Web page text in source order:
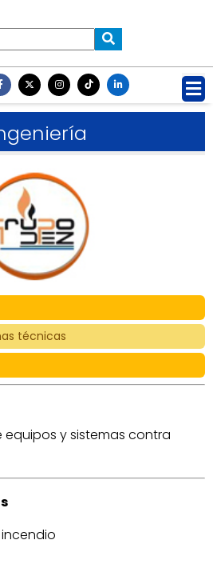
técnicas
y sistemas contra